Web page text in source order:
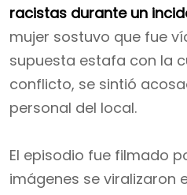
racistas durante un
mujer sostuvo que fue
supuesta estafa con la
conflicto, se sintió
personal del local.
El episodio fue filmado
imágenes se viralizaron